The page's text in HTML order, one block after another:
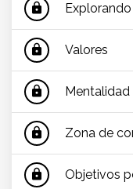
lock
lock Valores
lock
lock Zona de
lock Objetivos